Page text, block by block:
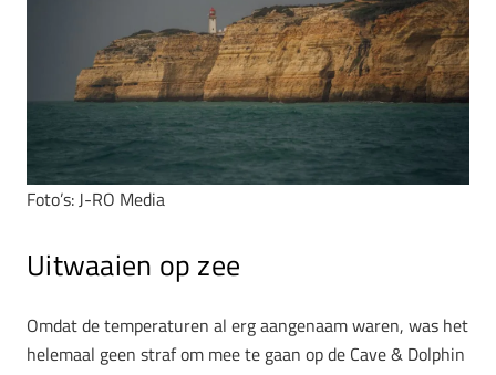
Foto’s: J-RO Media
Uitwaaien op zee
Omdat de temperaturen al erg aangenaam waren, was het
helemaal geen straf om mee te gaan op de Cave & Dolphin